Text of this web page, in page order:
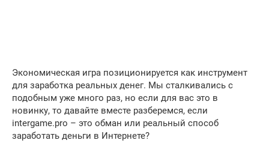
Экономическая игра позиционируется как инструмент
для заработка реальных денег. Мы сталкивались с
подобным уже много раз, но если для вас это в
новинку, то давайте вместе разберемся, если
intergame.pro – это обман или реальный способ
заработать деньги в Интернете?